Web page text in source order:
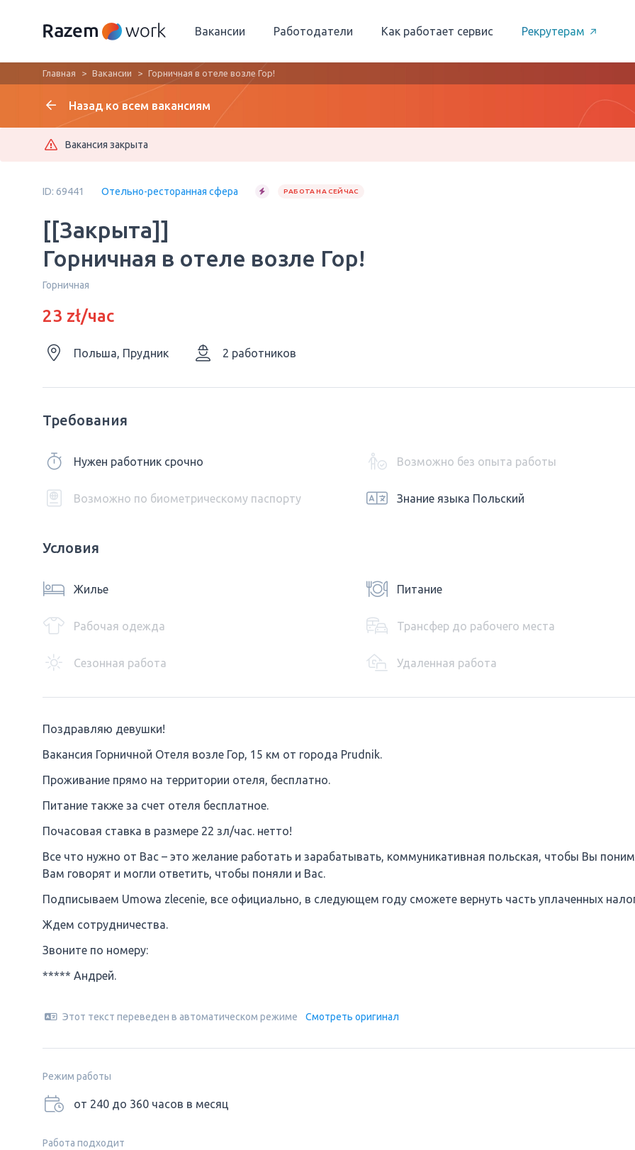
Вакансии Работодатели Как работает сервис Рекрутерам
Главная Вакансии Горничная в отеле возле Гор!
Назад ко всем вакансиям
Вакансия закрыта
ID: 69441 Отельно-ресторанная сфера РАБОТА НА СЕЙЧАС
[[Закрыта]]
Горничная в отеле возле Гор!
Горничная
23 zł/час
Польша, Прудник 2 работников
Требования
Нужен работник срочно Возможно без опыта работы
Возможно по биометрическому паспорту Знание языка Польский
Условия
Жилье Питание
Рабочая одежда Трансфер до рабочего места
Сезонная работа Удаленная работа
Поздравляю девушки!
Вакансия Горничной Отеля возле Гор, 15 км от города Prudnik.
Проживание прямо на территории отеля, бесплатно.
Питание также за счет отеля бесплатное.
Почасовая ставка в размере 22 зл/час. нетто!
Все что нужно от Вас – это желание работать и зарабатывать, коммуникативная польская, чтобы Вы
Вам говорят и могли ответить, чтобы поняли и Вас.
Подписываем Umowa zlecenie, все официально, в следующем году сможете вернуть часть уплаченных
Ждем сотрудничества.
Звоните по номеру:
***** Андрей.
Этот текст переведен в автоматическом режиме Смотреть оригинал
Режим работы
от 240 до 360 часов в месяц
Работа подходит